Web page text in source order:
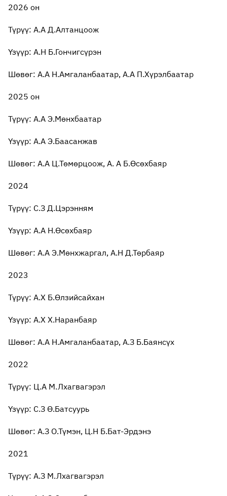
2026 он
Түрүү: А.А Д.Алтанцоож
Үзүүр: А.Н Б.Гончигсүрэн
Шөвөг: А.А Н.Амгаланбаатар, А.А П.Хүрэлбаатар
2025 он
Түрүү: А.А Э.Мөнхбаатар
Үзүүр: А.А Э.Баасанжав
Шөвөг: А.А Ц.Төмөрцоож, А. А Б.Өсөхбаяр
2024
Түрүү: С.З Д.Цэрэнням
Үзүүр: А.А Н.Өсөхбаяр
Шөвөг: А.А Э.Мөнхжаргал, А.Н Д.Төрбаяр
2023
Түрүү: А.Х Б.Өлзийсайхан
Үзүүр: А.Х Х.Наранбаяр
Шөвөг: А.А Н.Амгаланбаатар, А.З Б.Баянсүх
2022
Түрүү: Ц.А М.Лхагвагэрэл
Үзүүр: С.З Ө.Батсуурь
Шөвөг: А.З О.Түмэн, Ц.Н Б.Бат-Эрдэнэ
2021
Түрүү: А.З М.Лхагвагэрэл